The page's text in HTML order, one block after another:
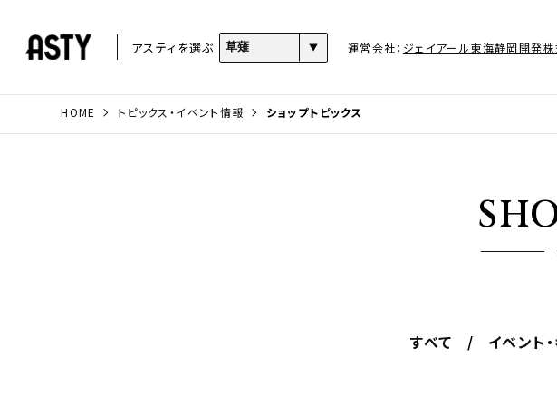
アスティを選ぶ 運営会社： ジェイアール東海静岡開発
HOME トピックス・イベント情報 ショップトピックス
すべて イベント